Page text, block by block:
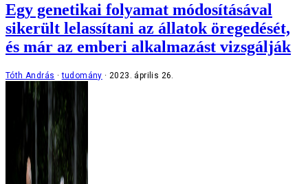
Egy genetikai folyamat módosításával
sikerült lelassítani az állatok öregedését,
és már az emberi alkalmazást vizsgálják
Tóth András tudomány 2023. április 26.